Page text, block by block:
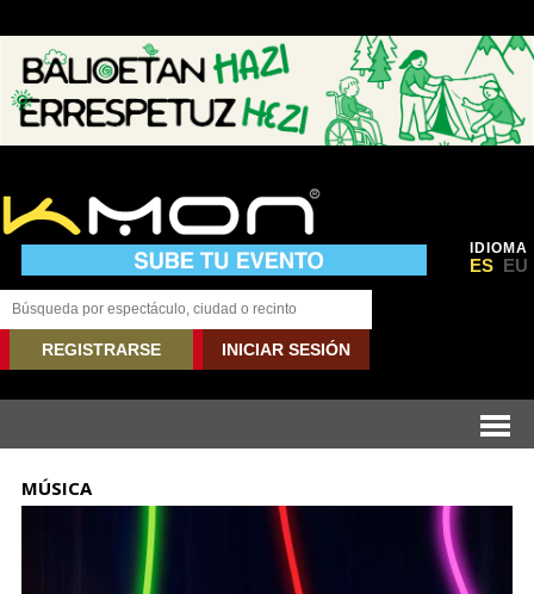
IDIOMA
ES EU
REGISTRARSE INICIAR SESIÓN
MÚSICA